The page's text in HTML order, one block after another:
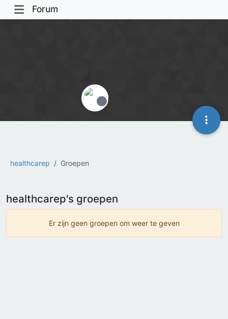
Forum
healthcarep Groepen
Offline
healthcarep's groepen
Er zijn geen groepen om weer te geven